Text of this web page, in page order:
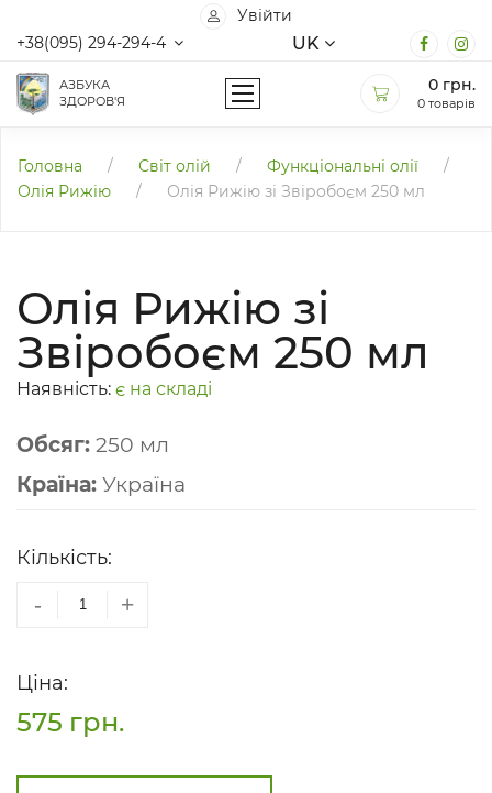
Увійти
+38(095) 294-294-4
UK
АЗБУКА
ЗДОРОВ'Я
0 грн.
0 товарів
Головна / Світ олій / Функціональні олії
/
Олія Рижію
/ Олія Рижію зі Звіробоєм 250 мл
Олія Рижію зі
Звіробоєм 250 мл
Наявність: є на складі
Обсяг: 250 мл
Країна: Україна
Кількість:
- +
Ціна:
575 грн.